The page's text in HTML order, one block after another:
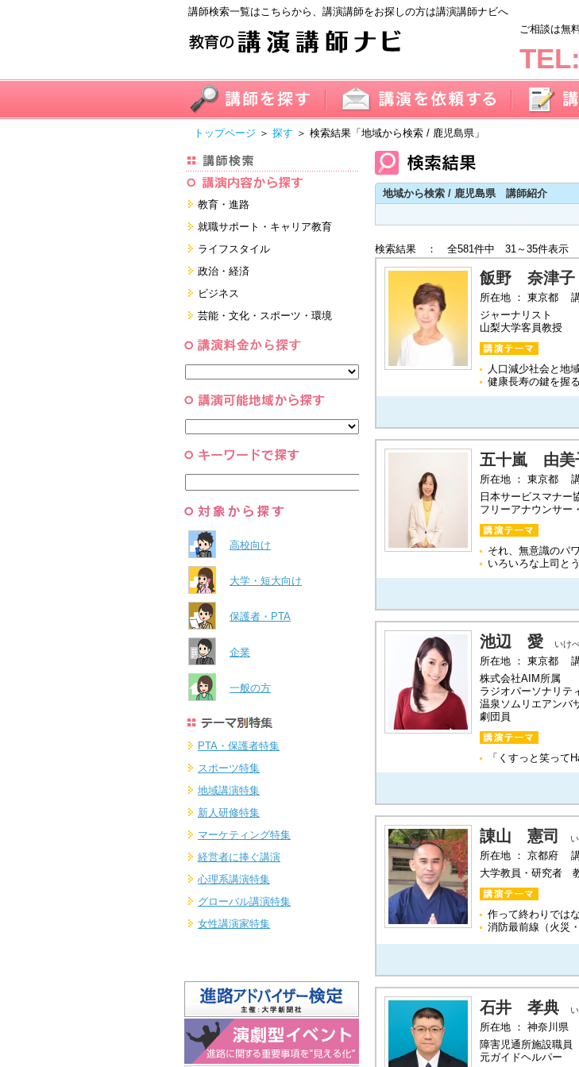
講師検索一覧はこちらから、講演講師をお探しの方は講演講師ナビへ
ご相談は無
トップページ ＞ 探す ＞ 検索結果 「地域から検索 / 鹿児島県」
教育・進路
進学・受験
教員・保護者
すべて
就職サポート・キャリア教育
就職サポートツール対策
面接・ディスカッション・マナー
対策
ライフスタイル
健康・美容・女性・食育
看護・介護・ボランティア
すべて
政治・経済
国際
日本
ビジネス
経営・マーケティング・ファイナ
ンス
コーチング・メンタルヘルス・人
芸能・文化・スポーツ・環境
スポーツ
すべて
高校向け
大学・短大向け
保護者・PTA
企業
一般の方
PTA・保護者特集
スポーツ特集
地域講演特集
新人研修特集
マーケティング特集
経営者に捧ぐ講演
心理系講演特集
グローバル講演特集
女性講演家特集
地域から検索 / 鹿児島県 講師紹介
検索結果 ： 全581件中 31～35件表示
飯野 奈津子
所在地 ： 東京都 講
ジャーナリスト
山梨大学客員教授
人口減少社会と地
健康長寿の鍵を握
五十嵐 由美
所在地 ： 東京都 講
日本サービスマナー
フリーアナウンサー
それ、無意識のパ
いろいろな上司と
池辺 愛 いけ
所在地 ： 東京都 講
株式会社AIM所属
ラジオパーソナリテ
温泉ソムリエアンバ
劇団員
「くすっと笑って
諌山 憲司
所在地 ： 京都府 講
大学教員・研究者
作って終わりでは
消防最前線（火災
石井 孝典
所在地 ： 神奈川県
障害児通所施設職員
元ガイドヘルパー